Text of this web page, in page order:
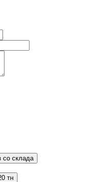
со склада
тн